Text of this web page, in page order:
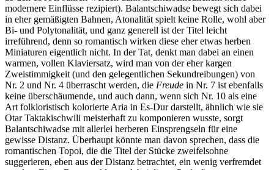
modernere Einflüsse rezipiert). Balantschiwadse bewegt sich dabei
in eher gemäßigten Bahnen, Atonalität spielt keine Rolle, wohl aber
Bi- und Polytonalität, und ganz generell ist der Titel leicht
irreführend, denn so romantisch wirken diese eher etwas herben
Miniaturen eigentlich nicht. In der Tat, denkt man dabei an einen
warmen, vollen Klaviersatz, wird man von der eher kargen
Zweistimmigkeit (und den gelegentlichen Sekundreibungen) von
Nr. 2 und Nr. 4 überrascht werden, die Freude in Nr. 7 ist ebenfalls
keine überschäumende, und auch dann, wenn sich Nr. 10 als eine
Art folkloristisch kolorierte Aria in Es-Dur darstellt, ähnlich wie sie
Otar Taktakischwili meisterhaft zu komponieren wusste, sorgt
Balantschiwadse mit allerlei herberen Einsprengseln für eine
gewisse Distanz. Überhaupt könnte man davon sprechen, dass die
romantischen Topoi, die die Titel der Stücke zweifelsohne
suggerieren, eben aus der Distanz betrachtet, ein wenig verfremdet